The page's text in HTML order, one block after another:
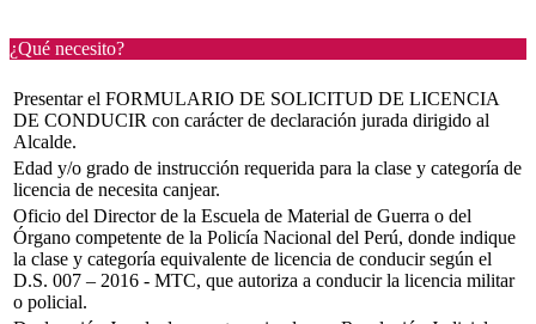
¿Qué necesito?
Presentar el FORMULARIO DE SOLICITUD DE LICENCIA
DE CONDUCIR con carácter de declaración jurada dirigido al
Alcalde.
Edad y/o grado de instrucción requerida para la clase y categoría de
licencia de necesita canjear.
Oficio del Director de la Escuela de Material de Guerra o del
Órgano competente de la Policía Nacional del Perú, donde indique
la clase y categoría equivalente de licencia de conducir según el
D.S. 007 – 2016 - MTC, que autoriza a conducir la licencia militar
o policial.